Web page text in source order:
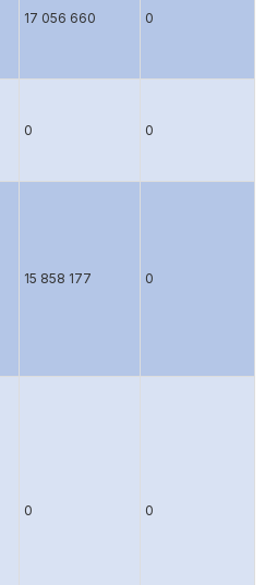
17 056 660 0
0 0
15 858 177 0
0 0